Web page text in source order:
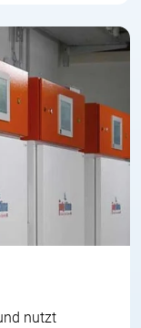
nutzt